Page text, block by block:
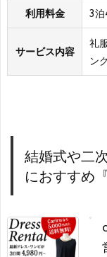
利用料金 3
サービス内容
礼
ン
結婚式や二
におすすめ